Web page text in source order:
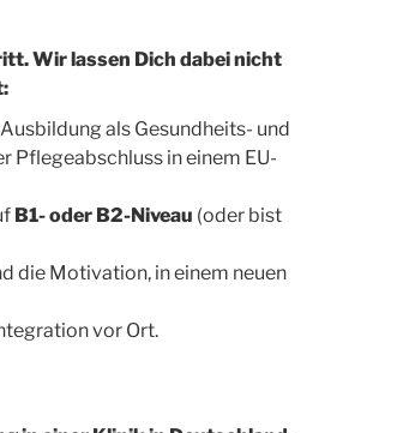
Wir lassen Dich dabei nicht
als Gesundheits- und
Pflegeabschluss in einem EU-
B1- oder B2-Niveau (oder bist
die Motivation, in einem neuen
vor Ort.